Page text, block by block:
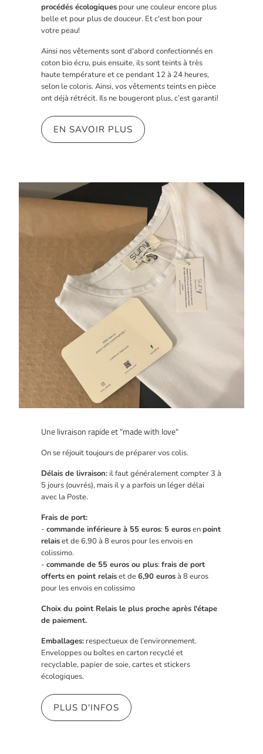
procédés écologiques pour une couleur encore plus
belle et pour plus de douceur. Et c'est bon pour
votre peau!
Ainsi nos vêtements sont d'abord confectionnés en
coton bio écru, puis ensuite, ils sont teints à très
haute température et ce pendant 12 à 24 heures,
selon le coloris. Ainsi, vos vêtements teints en pièce
ont déjà rétrécit. Ils ne bougeront plus, c’est garanti!
EN SAVOIR PLUS
Une livraison rapide et "made with love"
On se réjouit toujours de préparer vos colis.
Délais de livraison: il faut généralement compter 3 à
5 jours (ouvrés), mais il y a parfois un léger délai
avec la Poste.
Frais de port:
-commande inférieure à 55 euros: 5 eurosenpoint
relaiset de 6,90 à 8 euros pour les envois en
colissimo.
-commande de 55 euros ou plus:frais de port
offertsen point relaiset de6,90 eurosà 8 euros
pour les envois en colissimo
Choix du point Relais le plus proche après l'étape
de paiement.
Emballages: respectueux de l’environnement.
Enveloppes ou boîtes en carton recyclé et
recyclable, papier de soie, cartes et stickers
écologiques.
PLUS D'INFOS